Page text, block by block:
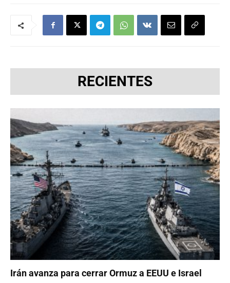
RECIENTES
Irán avanza para cerrar Ormuz a EEUU e Israel